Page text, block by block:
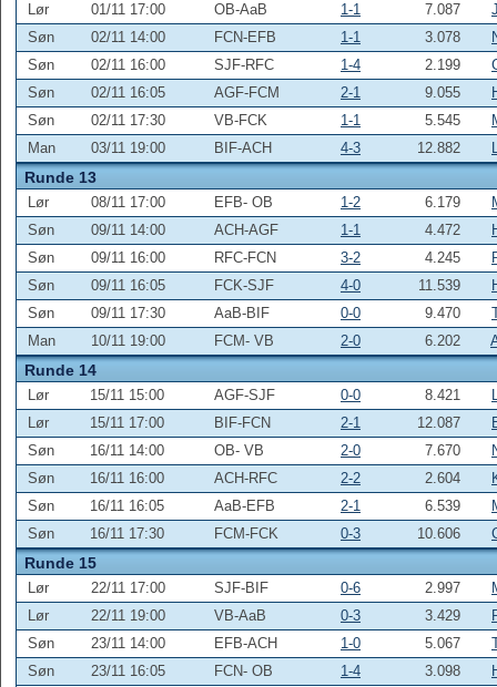
Lør 01/11 17:00 OB-AaB 1-1 7.087
Søn
02/11 14:00 FCN-EFB 1-1 3.078
Søn
02/11 16:00 SJF-RFC 1-4 2.199
Søn
02/11 16:05 AGF-FCM 2-1 9.055
Søn
02/11 17:30 VB-FCK 1-1 5.545
Man
03/11 19:00 BIF-ACH 4-3 12.882
Runde 13
Lør 08/11 17:00 EFB- OB 1-2 6.179
Søn
09/11 14:00 ACH-AGF 1-1 4.472
Søn
09/11 16:00 RFC-FCN 3-2 4.245
Søn
09/11 16:05 FCK-SJF 4-0 11.539
Søn
09/11 17:30 AaB-BIF 0-0 9.470
Man
10/11 19:00 FCM- VB 2-0 6.202
Runde 14
Lør 15/11 15:00 AGF-SJF 0-0 8.421
Lør
15/11 17:00 BIF-FCN 2-1 12.087
Søn
16/11 14:00 OB- VB 2-0 7.670
Søn
16/11 16:00 ACH-RFC 2-2 2.604
Søn
16/11 16:05 AaB-EFB 2-1 6.539
Søn
16/11 17:30 FCM-FCK 0-3 10.606
Runde 15
Lør 22/11 17:00 SJF-BIF 0-6 2.997
Lør
22/11 19:00 VB-AaB 0-3 3.429
Søn
23/11 14:00 EFB-ACH 1-0 5.067
Søn
23/11 16:05 FCN- OB 1-4 3.098